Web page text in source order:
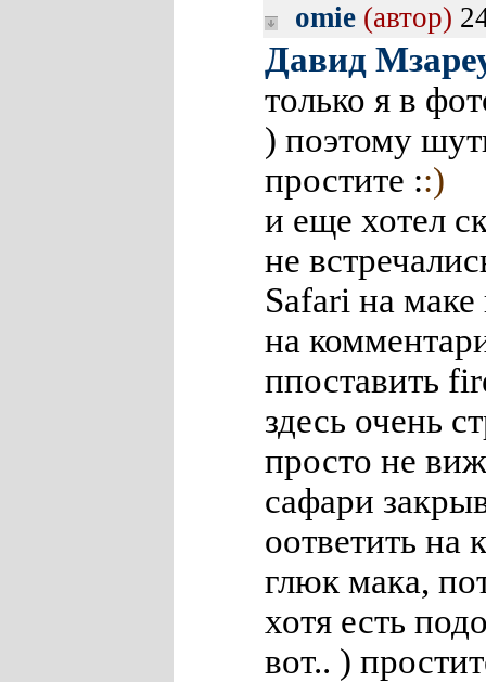
omie (автор)
Давид
только я в
) поэтому
простите ::)
и еще хотел
не
Safari на маке
на
ппоставить
здесь очень
просто не
сафари
оответить на
глюк мака,
хотя есть
вот.. )